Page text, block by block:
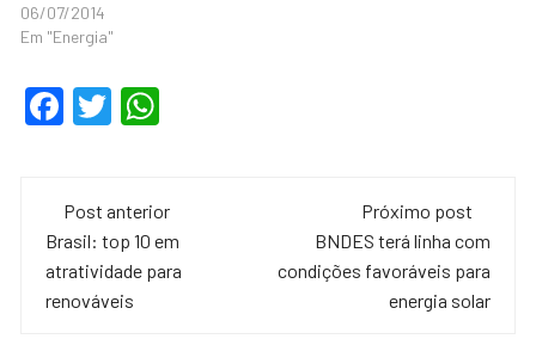
06/07/2014
Em "Energia"
F
e
b
o
T
er s
A
Navegação
de
post
Post anterior
Brasil: top 10 em
atratividade para
renováveis
Próximo post
BNDES terá linha com
condições favoráveis para
energia solar